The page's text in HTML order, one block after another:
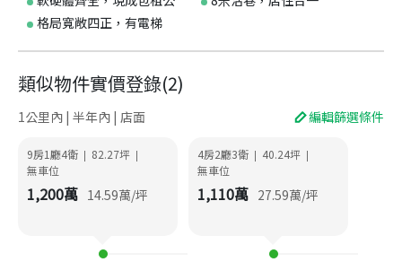
格局寬敞四正，有電梯
類似物件實價登錄(2)
1公里內 | 半年內 | 店面 編輯篩選條件
9房1廳4衛 | 82.27坪 |
無車位
1,200萬 14.59萬/坪
4房2廳3衛 | 40.24坪 |
無車位
1,110萬 27.59萬/坪